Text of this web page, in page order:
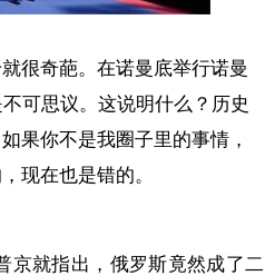
很奇葩。在诺曼底举行诺曼
可思议。这说明什么？历史
果你不是我圈子里的事情，
现在也是错的。
京就指出，俄罗斯竟然成了二